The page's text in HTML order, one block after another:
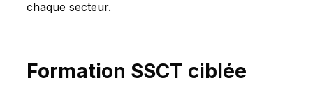
chaque secteur.
Formation SSCT ciblée